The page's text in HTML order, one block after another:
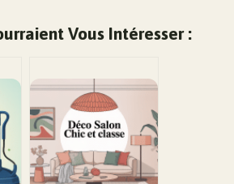
Vous Intéresser :